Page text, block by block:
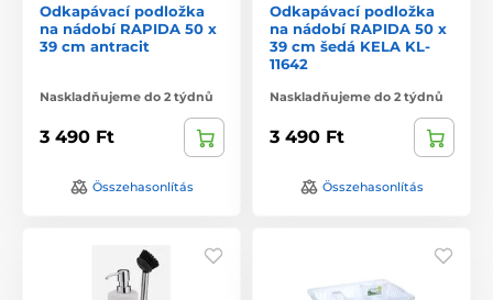
Odkapávací podložka
na nádobí RAPIDA 50 x
39 cm antracit
Naskladňujeme do 2 týdnů
3 490 Ft
Összehasonlítás
Odkapávací podložka
na nádobí RAPIDA 50 x
39 cm šedá KELA KL-
11642
Naskladňujeme do 2 týdnů
3 490 Ft
Összehasonlítás